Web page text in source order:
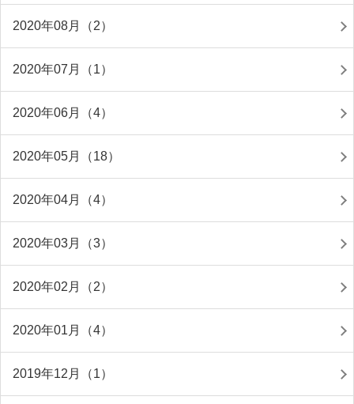
2020年08月（2）
2020年07月（1）
2020年06月（4）
2020年05月（18）
2020年04月（4）
2020年03月（3）
2020年02月（2）
2020年01月（4）
2019年12月（1）